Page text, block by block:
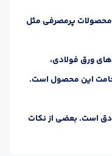
محصولات پرمصرفی مثل
ورق فولادی،
این محصول است.
است. بعضی از نکات